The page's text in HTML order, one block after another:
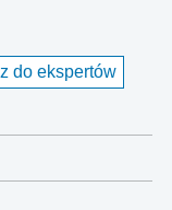
do ekspertów